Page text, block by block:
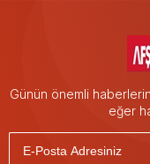
Günün önemli
eğer